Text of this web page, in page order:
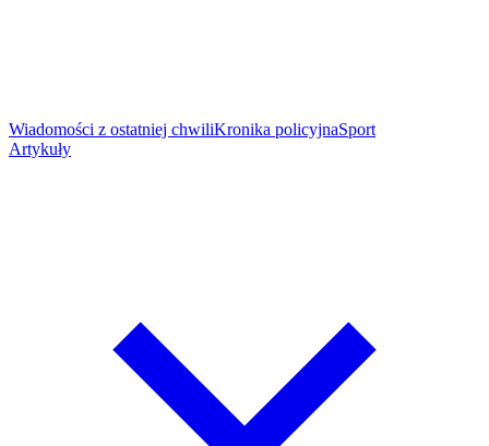
Wiadomości z ostatniej chwiliKronika policyjnaSport
Artykuły